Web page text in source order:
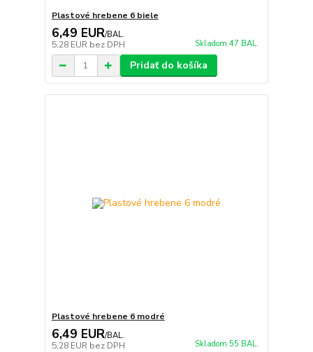
Plastové hrebene 6 biele
6,49 EUR/BAL.
5,28 EUR bez DPH Skladom 47 BAL.
Pridať do košíka
Plastové hrebene 6 modré
6,49 EUR/BAL.
5,28 EUR bez DPH Skladom 55 BAL.